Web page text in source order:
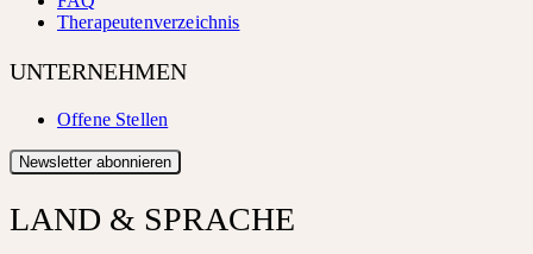
Therapeutenverzeichnis
UNTERNEHMEN
Offene Stellen
Newsletter abonnieren
LAND & SPRACHE